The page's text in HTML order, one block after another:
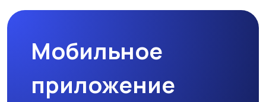
Медицина Начало карьеры
Мобильное
приложение